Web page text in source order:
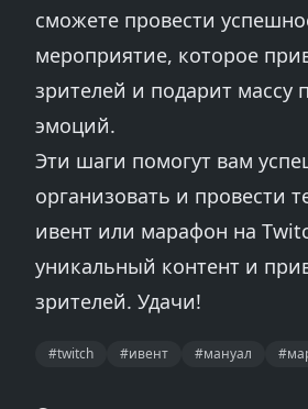
сможете провести
мероприятие, которое
зрителей и подарит массу
эмоций.
Эти шаги помогут вам
организовать и провести
ивент или марафон на
уникальный контент и
зрителей. Удачи!
#twitch #ивент #мануал